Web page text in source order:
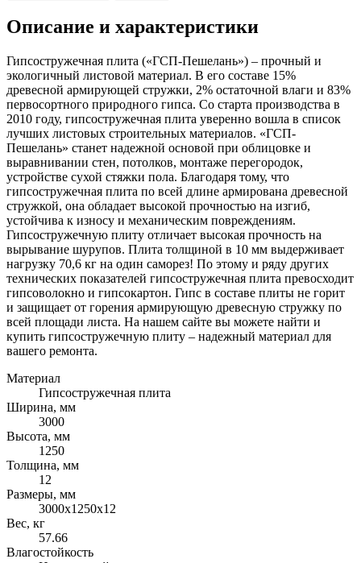
Описание и характеристики
Гипсостружечная плита («ГСП-Пешелань») – прочный и
экологичный листовой материал. В его составе 15%
древесной армирующей стружки, 2% остаточной влаги и 83%
первосортного природного гипса. Со старта производства в
2010 году, гипсостружечная плита уверенно вошла в список
лучших листовых строительных материалов. «ГСП-
Пешелань» станет надежной основой при облицовке и
выравнивании стен, потолков, монтаже перегородок,
устройстве сухой стяжки пола. Благодаря тому, что
гипсостружечная плита по всей длине армирована древесной
стружкой, она обладает высокой прочностью на изгиб,
устойчива к износу и механическим повреждениям.
Гипсостружечную плиту отличает высокая прочность на
вырывание шурупов. Плита толщиной в 10 мм выдерживает
нагрузку 70,6 кг на один саморез! По этому и ряду других
технических показателей гипсостружечная плита превосходит
гипсоволокно и гипсокартон. Гипс в составе плиты не горит
и защищает от горения армирующую древесную стружку по
всей площади листа. На нашем сайте вы можете найти и
купить гипсостружечную плиту – надежный материал для
вашего ремонта.
Материал
Гипсостружечная плита
Ширина, мм
3000
Высота, мм
1250
Толщина, мм
12
Размеры, мм
3000х1250х12
Вес, кг
57.66
Влагостойкость